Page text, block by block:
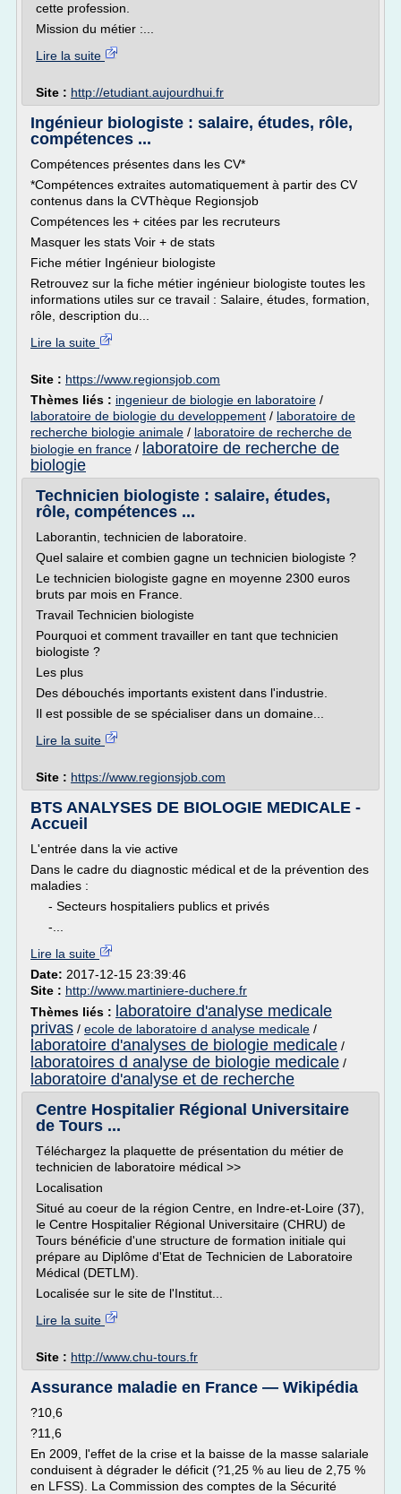
cette profession.
Mission du métier :...
Lire la suite
Site : http://etudiant.aujourdhui.fr
Ingénieur biologiste : salaire, études, rôle,
compétences ...
Compétences présentes dans les CV*
*Compétences extraites automatiquement à partir des CV
contenus dans la CVThèque Regionsjob
Compétences les + citées par les recruteurs
Masquer les stats Voir + de stats
Fiche métier Ingénieur biologiste
Retrouvez sur la fiche métier ingénieur biologiste toutes les
informations utiles sur ce travail : Salaire, études, formation,
rôle, description du...
Lire la suite
Site : https://www.regionsjob.com
Thèmes liés : ingenieur de biologie en laboratoire /
laboratoire de biologie du developpement / laboratoire de
recherche biologie animale / laboratoire de recherche de
biologie en france / laboratoire de recherche de
biologie
Technicien biologiste : salaire, études,
rôle, compétences ...
Laborantin, technicien de laboratoire.
Quel salaire et combien gagne un technicien biologiste ?
Le technicien biologiste gagne en moyenne 2300 euros
bruts par mois en France.
Travail Technicien biologiste
Pourquoi et comment travailler en tant que technicien
biologiste ?
Les plus
Des débouchés importants existent dans l'industrie.
Il est possible de se spécialiser dans un domaine...
Lire la suite
Site : https://www.regionsjob.com
BTS ANALYSES DE BIOLOGIE MEDICALE -
Accueil
L'entrée dans la vie active
Dans le cadre du diagnostic médical et de la prévention des
maladies :
- Secteurs hospitaliers publics et privés
-...
Lire la suite
Date: 2017-12-15 23:39:46
Site : http://www.martiniere-duchere.fr
Thèmes liés : laboratoire d'analyse medicale
privas / ecole de laboratoire d analyse medicale /
laboratoire d'analyses de biologie medicale /
laboratoires d analyse de biologie medicale /
laboratoire d'analyse et de recherche
Centre Hospitalier Régional Universitaire
de Tours ...
Téléchargez la plaquette de présentation du métier de
technicien de laboratoire médical >>
Localisation
Situé au coeur de la région Centre, en Indre-et-Loire (37),
le Centre Hospitalier Régional Universitaire (CHRU) de
Tours bénéficie d'une structure de formation initiale qui
prépare au Diplôme d'Etat de Technicien de Laboratoire
Médical (DETLM).
Localisée sur le site de l'Institut...
Lire la suite
Site : http://www.chu-tours.fr
Assurance maladie en France — Wikipédia
?10,6
?11,6
En 2009, l'effet de la crise et la baisse de la masse salariale
conduisent à dégrader le déficit (?1,25 % au lieu de 2,75 %
en LFSS). La Commission des comptes de la Sécurité